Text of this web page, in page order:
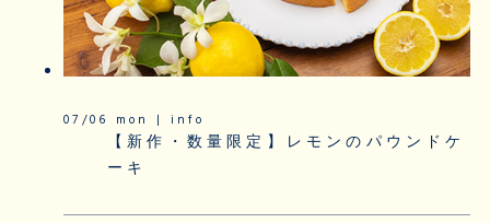
07/06 mon | info
【新作・数量限定】レモンのパウンドケ
ーキ